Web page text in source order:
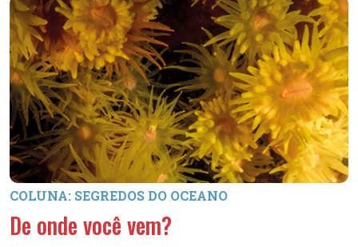
COLUNA: SEGREDOS DO OCEANO
De onde você vem?